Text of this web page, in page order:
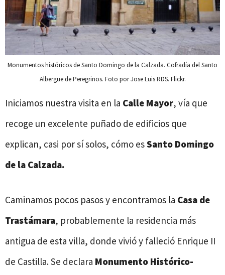
Monumentos históricos de Santo Domingo de la Calzada. Cofradía del Santo
Albergue de Peregrinos. Foto por Jose Luis RDS. Flickr.
Iniciamos nuestra visita en la Calle Mayor, vía que
recoge un excelente puñado de edificios que
explican, casi por sí solos, cómo esSanto Domingo
de la Calzada.
Caminamos pocos pasos y encontramos la Casa de
Trastámara, probablemente la residencia más
antigua de esta villa, donde vivió y falleció Enrique II
de Castilla. Se declara Monumento Histórico-